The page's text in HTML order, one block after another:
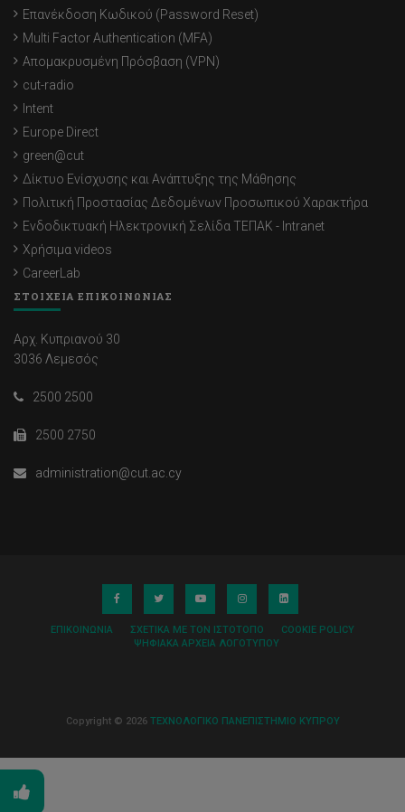
Επανέκδοση Κωδικού (Password Reset)
Multi Factor Authentication (MFA)
Απομακρυσμένη Πρόσβαση (VPN)
cut-radio
Intent
Europe Direct
green@cut
Δίκτυο Ενίσχυσης και Ανάπτυξης της Μάθησης
Πολιτική Προστασίας Δεδομένων Προσωπικού Χαρακτήρα
Ενδοδικτυακή Ηλεκτρονική Σελίδα ΤΕΠΑΚ - Intranet
Χρήσιμα videos
CareerLab
ΣΤΟΙΧΕΙΑ ΕΠΙΚΟΙΝΩΝΙΑΣ
Αρχ. Κυπριανού 30
3036 Λεμεσός
2500 2500
2500 2750
administration@cut.ac.cy
ΕΠΙΚΟΙΝΩΝΊΑ ΣΧΕΤΙΚΆ ΜΕ ΤΟΝ ΙΣΤΌΤΟΠΟ
COOKIE POLICY
ΨΗΦΙΑΚΆ ΑΡΧΕΊΑ ΛΟΓΌΤΥΠΟΥ
Copyright © 2026 ΤΕΧΝΟΛΟΓΙΚΟ ΠΑΝΕΠΙΣΤΗΜΙΟ ΚΥΠΡΟΥ